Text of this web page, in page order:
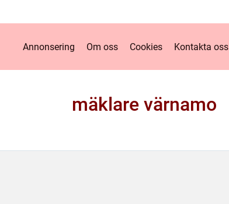
Annonsering Om oss Cookies Kontakta oss
mäklare värnamo